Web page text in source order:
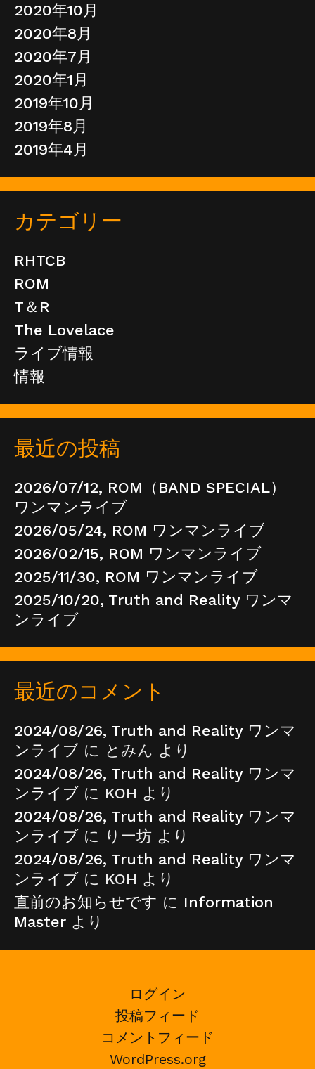
2020年10月
2020年8月
2020年7月
2020年1月
2019年10月
2019年8月
2019年4月
カテゴリー
RHTCB
ROM
T＆R
The Lovelace
ライブ情報
情報
最近の投稿
2026/07/12, ROM（BAND SPECIAL）
ワンマンライブ
2026/05/24, ROM ワンマンライブ
2026/02/15, ROM ワンマンライブ
2025/11/30, ROM ワンマンライブ
2025/10/20, Truth and Reality ワンマ
ンライブ
最近のコメント
2024/08/26, Truth and Reality ワンマ
ンライブ に とみん より
2024/08/26, Truth and Reality ワンマ
ンライブ に KOH より
2024/08/26, Truth and Reality ワンマ
ンライブ に りー坊 より
2024/08/26, Truth and Reality ワンマ
ンライブ に KOH より
直前のお知らせです に Information
Master より
ログイン
投稿フィード
コメントフィード
WordPress.org